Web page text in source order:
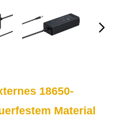
18650-
Material